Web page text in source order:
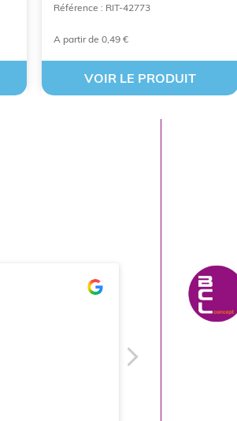
Référence : RIT-42773
A partir de 0,49 €
VOIR LE PRODUIT
marcus
21/03/2018